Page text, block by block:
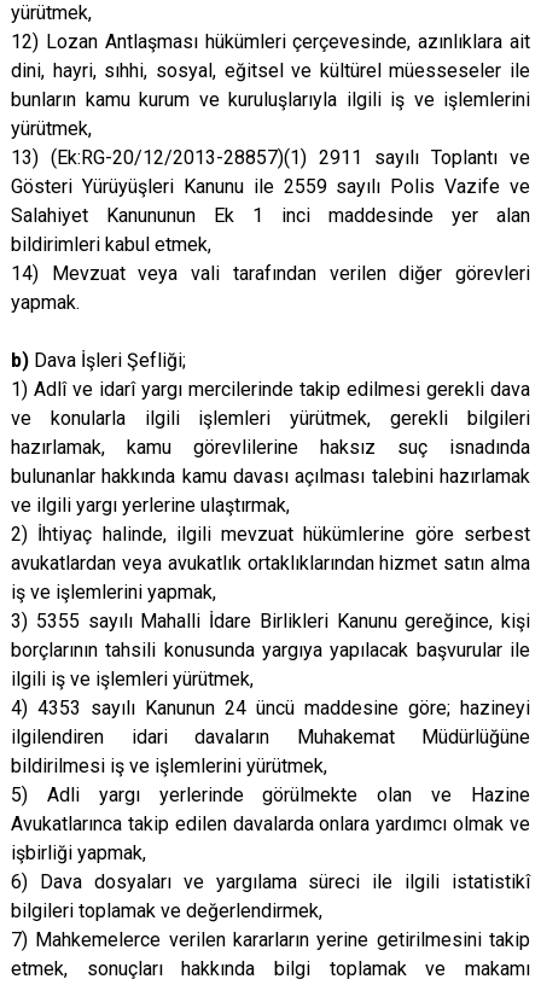
yürütmek,
12) Lozan Antlaşması hükümleri çerçevesinde, azınlıklara ait
dini, hayri, sıhhi, sosyal, eğitsel ve kültürel müesseseler ile
bunların kamu kurum ve kuruluşlarıyla ilgili iş ve işlemlerini
yürütmek,
13) (Ek:RG-20/12/2013-28857)(1) 2911 sayılı Toplantı ve
Gösteri Yürüyüşleri Kanunu ile 2559 sayılı Polis Vazife ve
Salahiyet Kanununun Ek 1 inci maddesinde yer alan
bildirimleri kabul etmek,
14) Mevzuat veya vali tarafından verilen diğer görevleri
yapmak.
b) Dava İşleri Şefliği;
1) Adlî ve idarî yargı mercilerinde takip edilmesi gerekli dava
ve konularla ilgili işlemleri yürütmek, gerekli bilgileri
hazırlamak, kamu görevlilerine haksız suç isnadında
bulunanlar hakkında kamu davası açılması talebini hazırlamak
ve ilgili yargı yerlerine ulaştırmak,
2) İhtiyaç halinde, ilgili mevzuat hükümlerine göre serbest
avukatlardan veya avukatlık ortaklıklarından hizmet satın alma
iş ve işlemlerini yapmak,
3) 5355 sayılı Mahalli İdare Birlikleri Kanunu gereğince, kişi
borçlarının tahsili konusunda yargıya yapılacak başvurular ile
ilgili iş ve işlemleri yürütmek,
4) 4353 sayılı Kanunun 24 üncü maddesine göre; hazineyi
ilgilendiren idari davaların Muhakemat Müdürlüğüne
bildirilmesi iş ve işlemlerini yürütmek,
5) Adli yargı yerlerinde görülmekte olan ve Hazine
Avukatlarınca takip edilen davalarda onlara yardımcı olmak ve
işbirliği yapmak,
6) Dava dosyaları ve yargılama süreci ile ilgili istatistikî
bilgileri toplamak ve değerlendirmek,
7) Mahkemelerce verilen kararların yerine getirilmesini takip
etmek, sonuçları hakkında bilgi toplamak ve makamı